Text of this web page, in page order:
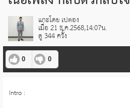
แกะโดย เปตอง
เมื่อ 21 ธ.ค.2568,14:07น.
ดู 344 ครั้ง
0 0
Intro :